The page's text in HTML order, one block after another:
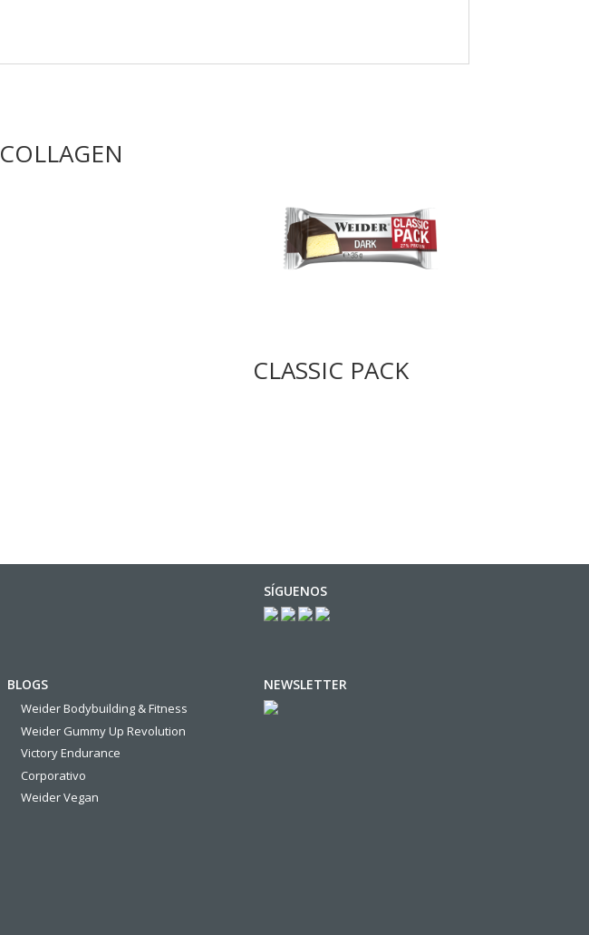
COLLAGEN
CLASSIC PACK
SÍGUENOS
BLOGS
Weider Bodybuilding & Fitness
Weider Gummy Up Revolution
Victory Endurance
Corporativo
Weider Vegan
NEWSLETTER